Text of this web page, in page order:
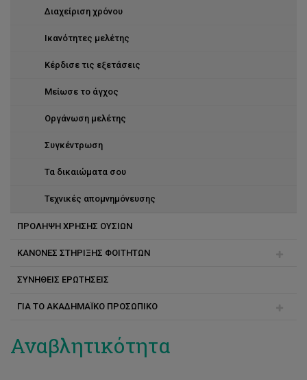
Εξάρτηση αλκοόλ
Κατάθλιψη
Σχέσεις
Διαχείριση χρόνου
Ικανότητες μελέτης
Κέρδισε τις εξετάσεις
Μείωσε το άγχος
Οργάνωση μελέτης
Συγκέντρωση
Τα δικαιώματα σου
Τεχνικές απομνημόνευσης
ΠΡΟΛΗΨΗ ΧΡΗΣΗΣ ΟΥΣΙΩΝ
ΚΑΝΟΝΕΣ ΣΤΗΡΙΞΗΣ ΦΟΙΤΗΤΩΝ
Ακαδημαϊκός στήριξης
Διαχείριση κονδυλίου για στήριξη φοιτητών
Στήριξη φοιτητών από το Κέντρο Μάθησης
ΣΥΝΗΘΕΙΣ ΕΡΩΤΗΣΕΙΣ
ΓΙΑ ΤΟ ΑΚΑΔΗΜΑΪΚΟ ΠΡΟΣΩΠΙΚΟ
Διαβούλευση και παραπομπή
Αναβλητικότητα